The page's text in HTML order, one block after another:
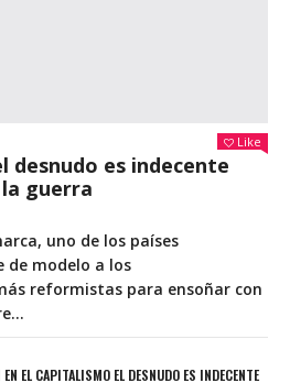
Like
desnudo es indecente
guerra
uno de los países
de modelo a los
reformistas para ensoñar con
EN EL CAPITALISMO EL DESNUDO ES INDECENTE